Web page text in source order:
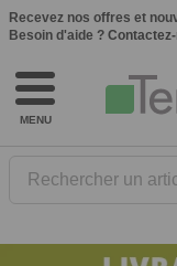
Recevez nos offres et
Besoin d'aide ?
MENU
Rechercher un